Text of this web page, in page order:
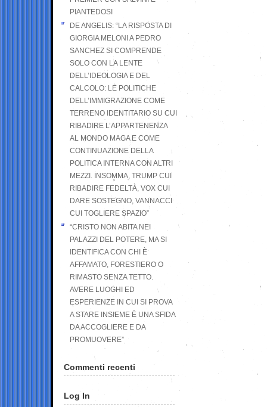
PIANTEDOSI
DE ANGELIS: “LA RISPOSTA DI
GIORGIA MELONI A PEDRO
SANCHEZ SI COMPRENDE
SOLO CON LA LENTE
DELL’IDEOLOGIA E DEL
CALCOLO: LE POLITICHE
DELL’IMMIGRAZIONE COME
TERRENO IDENTITARIO SU CUI
RIBADIRE L’APPARTENENZA
AL MONDO MAGA E COME
CONTINUAZIONE DELLA
POLITICA INTERNA CON ALTRI
MEZZI. INSOMMA, TRUMP CUI
RIBADIRE FEDELTÀ, VOX CUI
DARE SOSTEGNO, VANNACCI
CUI TOGLIERE SPAZIO”
“CRISTO NON ABITA NEI
PALAZZI DEL POTERE, MA SI
IDENTIFICA CON CHI È
AFFAMATO, FORESTIERO O
RIMASTO SENZA TETTO.
AVERE LUOGHI ED
ESPERIENZE IN CUI SI PROVA
A STARE INSIEME È UNA SFIDA
DA ACCOGLIERE E DA
PROMUOVERE”
Commenti recenti
Log In